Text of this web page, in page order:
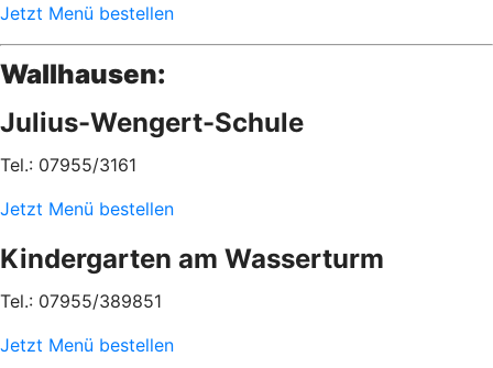
Jetzt Menü bestellen
Wallhausen:
Julius-Wengert-Schule
Tel.: 07955/3161
Jetzt Menü bestellen
Kindergarten am Wasserturm
Tel.: 07955/389851
Jetzt Menü bestellen